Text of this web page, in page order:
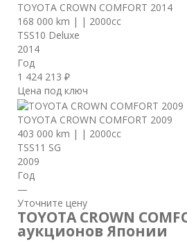
TOYOTA CROWN COMFORT 2014
168 000 km | | 2000cc
TSS10 Deluxe
2014
Год
1 424 213 ₽
Цена под ключ
TOYOTA CROWN COMFORT 2009
403 000 km | | 2000cc
TSS11 SG
2009
Год
—
Уточните цену
TOYOTA CROWN
аукционов Японии